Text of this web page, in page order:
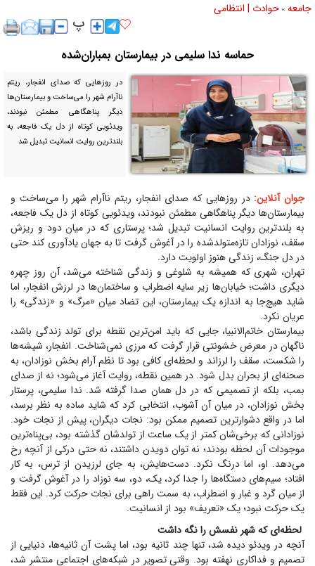
جامعه » حوادث | انتظامی
حماسه ندا سلیمی در بیمارستان بمباران‌شده
در روز‌هایی که صدای انفجار، ریتم
ناآرام شهر را می‌ساخت و بیمارستان‌ها
دیگر پناهگاهی مطمئن نبودند،
ویدئویی کوتاه از دل یک فاجعه، به
بلندترین روایت انسانیت تبدیل شد
جوان آنلاین: در روز‌هایی که صدای انفجار، ریتم ناآرام شهر را می‌ساخت و
بیمارستان‌ها دیگر پناهگاهی مطمئن نبودند، ویدئویی کوتاه از دل یک فاجعه،
به بلندترین روایت انسانیت تبدیل شد؛ پرستاری که در میان دود و ریزش
سقف، نوزادان تازه‌متولدشده را در آغوش گرفت تا به جهان یادآوری کند حتی
در دل جنگ، زندگی هنوز اولویت دارد.
تهران، شهری که همیشه به شلوغی و زندگی شناخته می‌شد، آن روز چهره
دیگری داشت؛ خیابان‌ها زیر سایه اضطراب و ساختمان‌ها در لرزش انفجار، اما
شاید هیچ‌جا به اندازه یک بیمارستان، این تضاد میان «مرگ» و «زندگی» را
عریان نکرد.
بیمارستان خاتم‌الانبیا، جایی که باید امن‌ترین نقطه برای تولد زندگی باشد،
ناگهان در معرض خشونتی قرار گرفت که مرزی نمی‌شناخت. انفجار، شیشه‌ها
را شکست، سقف را لرزاند و لحظه‌ای کافی بود تا نظم آرام بخش نوزادان، به
صحنه‌ای از بحران بدل شود. در همین نقطه، روایت آغاز می‌شود؛ نه از صدای
بمب، بلکه از تصمیمی که در دل همان صدا گرفته شد. ندا سلیمی، پرستار
بخش نوزادان، در میان آن آشوب، انتخابی کرد که شاید ساده به نظر برسد،
اما در واقع دشوارترین تصمیم ممکن بود: نجات دیگران، پیش از نجات خود.
نوزادانی که برخی‌شان کمتر از یک ساعت از تولدشان گذشته بود، بی‌پناه‌ترین
موجودات آن لحظه بودند؛ نه توان دویدن داشتند، نه حتی درکی از آنچه رخ
می‌دهد. او، اما درنگ نکرد. دست‌هایش، به جای لرزیدن از ترس، به کار
افتاد؛ سیم‌های دستگاه‌ها را جدا کرد، یک، دو، سه نوزاد را در آغوش گرفت و
از میان گرد و غبار و اضطراب، به سمت راهی برای نجات حرکت کرد. این فقط
یک حرکت نبود؛ یک «تعریف» بود از انسانیت.
لحظه‌ای که شهر نفسش را نگه داشت
آنچه در ویدئو دیده شد، تنها چند ثانیه بود، اما پشت آن ثانیه‌ها، دنیایی از
تصمیم و فداکاری نهفته بود. وقتی تصویر در شبکه‌های اجتماعی منتشر شد،